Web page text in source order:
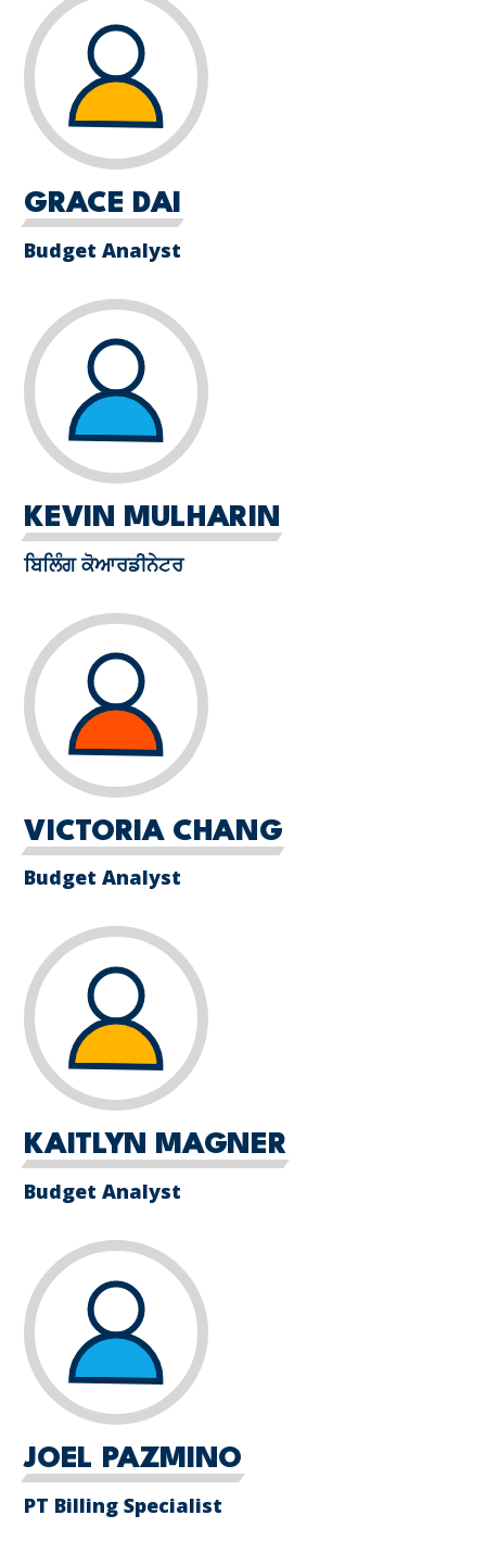
GRACE DAI
Budget Analyst
KEVIN MULHARIN
ਬਿਲਿੰਗ ਕੋਆਰਡੀਨੇਟਰ
VICTORIA CHANG
Budget Analyst
KAITLYN MAGNER
Budget Analyst
JOEL PAZMINO
PT Billing Specialist